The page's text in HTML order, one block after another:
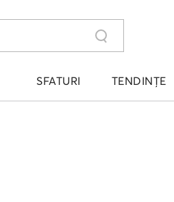
SFATURI TENDINȚE